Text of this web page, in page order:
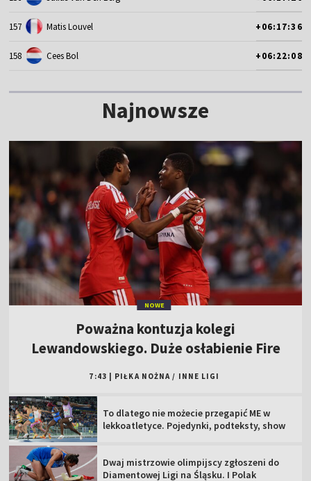
157 Matis Louvel +06:17:36
158 Cees Bol +06:22:08
Najnowsze
NOWE
Poważna kontuzja kolegi
Lewandowskiego. Duże osłabienie Fire
7:43 PIŁKA NOŻNA / INNE LIGI
To dlatego nie możecie przegapić ME w
lekkoatletyce. Pojedynki, podteksty, show
Dwaj mistrzowie olimpijscy zgłoszeni do
Diamentowej Ligi na Śląsku. I Polak